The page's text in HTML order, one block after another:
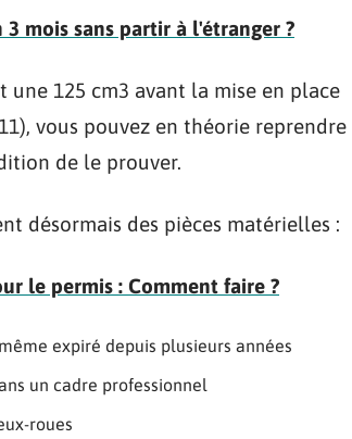
mois sans partir à l'étranger ?
une 125 cm3 avant la mise en place
vous pouvez en théorie reprendre
de le prouver.
désormais des pièces matérielles :
le permis : Comment faire ?
expiré depuis plusieurs années
un cadre professionnel
roues